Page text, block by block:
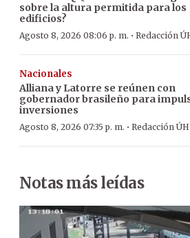
sobre la altura permitida para los
edificios?
Agosto 8, 2026 08:06 p. m. · Redacción
Nacionales
Alliana y Latorre se reúnen con
gobernador brasileño para
inversiones
Agosto 8, 2026 07:35 p. m. · Redacción ÚH
Notas más leídas